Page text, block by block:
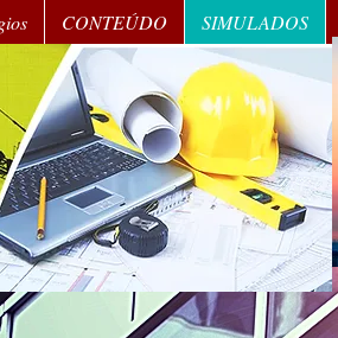
CONTEÚDO SIMULADOS